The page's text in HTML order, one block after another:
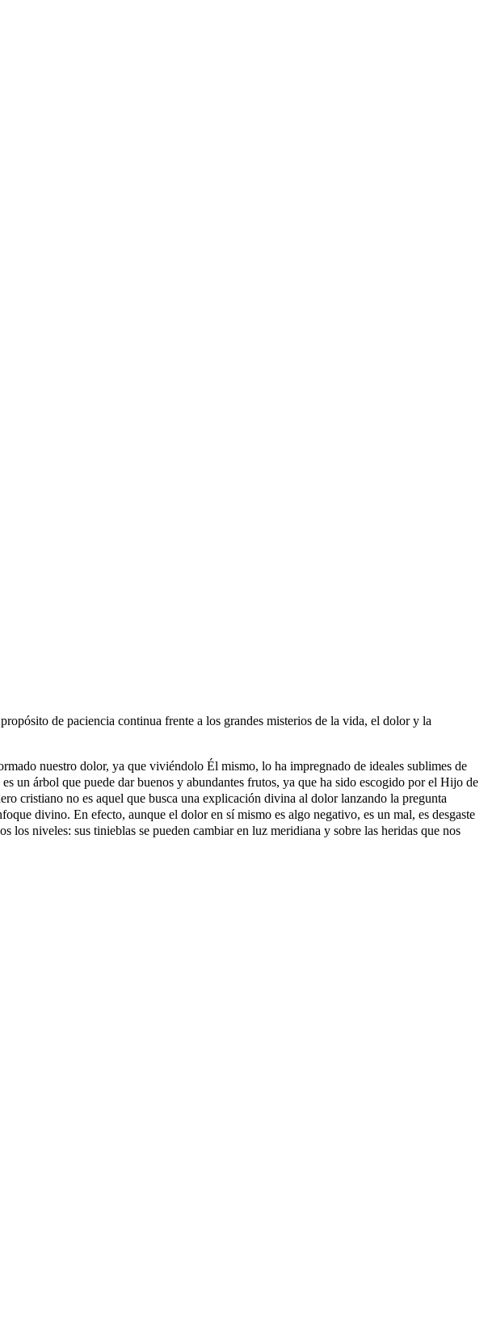
de paciencia continua frente a los grandes misterios de la vida, el dolor y la
nuestro dolor, ya que viviéndolo Él mismo, lo ha impregnado de ideales sublimes de
un árbol que puede dar buenos y abundantes frutos, ya que ha sido escogido por el Hijo de
cristiano no es aquel que busca una explicación divina al dolor lanzando la pregunta
divino. En efecto, aunque el dolor en sí mismo es algo negativo, es un mal, es desgaste
los niveles: sus tinieblas se pueden cambiar en luz meridiana y sobre las heridas que nos